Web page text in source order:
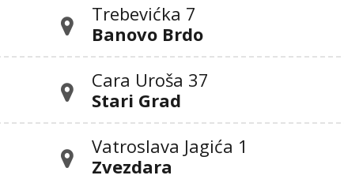
Trebevićka 7
Banovo Brdo
Cara Uroša 37
Stari Grad
Vatroslava Jagića 1
Zvezdara